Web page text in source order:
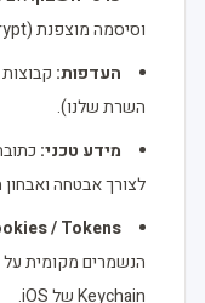
וסיסמה מוצפנת (bcrypt).
העדפות:קבוצות
השרת שלנו).
מידע טכני:
לצורך אבטחה ואבחון
/ Tokens:
Keychain של iOS.